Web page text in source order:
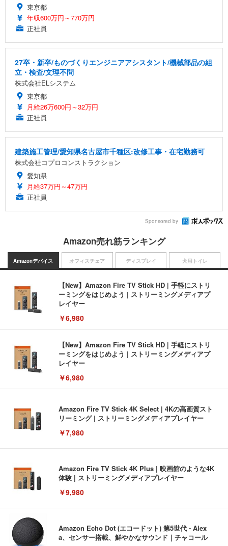
東京都
年収600万円～770万円
正社員
27卒・新卒/ものづくりエンジニアアシスタント/機械部品の組
立・検査/文理不問
株式会社ELシステム
東京都
月給26万600円～32万円
正社員
建築施工管理/愛知県名古屋市千種区:改修工事・在宅勤務可
株式会社コプロコンストラクション
愛知県
月給37万円～47万円
正社員
Sponsored by
Amazon売れ筋ランキング
Amazonデバイス
【New】Amazon Fire TV Stick HD | 手軽にストリ
ーミングをはじめよう | ストリーミングメディアプ
レイヤー
￥6,980
【New】Amazon Fire TV Stick HD | 手軽にストリ
ーミングをはじめよう | ストリーミングメディアプ
レイヤー
￥6,980
Amazon Fire TV Stick 4K Select | 4Kの高画質スト
リーミング | ストリーミングメディアプレイヤー
￥7,980
Amazon Fire TV Stick 4K Plus | 映画館のような4K
体験 | ストリーミングメディアプレイヤー
￥9,980
Amazon Echo Dot (エコードット) 第5世代 - Alex
a、センサー搭載、鮮やかなサウンド｜チャコール
オフィスチェア ディスプレイ 犬用トイレ